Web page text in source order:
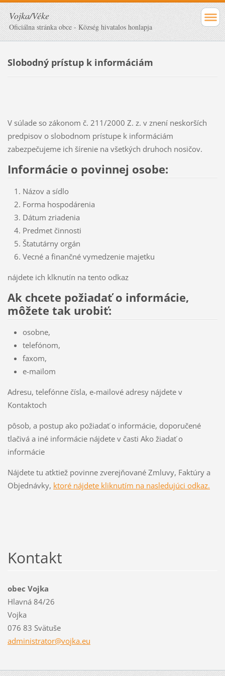
Vojka/Véke
Oficiálna stránka obce - Község hivatalos honlapja
Slobodný prístup k informáciám
V súlade so zákonom č. 211/2000 Z. z. v znení neskorších
predpisov o slobodnom prístupe k informáciám
zabezpečujeme ich šírenie na všetkých druhoch nosičov.
Informácie o povinnej osobe:
Názov a sídlo
Forma hospodárenia
Dátum zriadenia
Predmet činnosti
Štatutárny orgán
Vecné a finančné vymedzenie majetku
nájdete ich klknutín na tento odkaz
Ak chcete požiadať o informácie,
môžete tak urobiť:
osobne,
telefónom,
faxom,
e-mailom
Adresu, telefónne čísla, e-mailové adresy nájdete v
Kontaktoch
pôsob, a postup ako požiadať o informácie, doporučené
tlačivá a iné informácie nájdete v časti Ako žiadať o
informácie
Nájdete tu atktiež povinne zverejňované Zmluvy, Faktúry a
Objednávky, ktoré nájdete kliknutím na nasledujúci odkaz.
Kontakt
obec Vojka
Hlavná 84/26
Vojka
076 83 Svätuše
administrator@vojka.eu